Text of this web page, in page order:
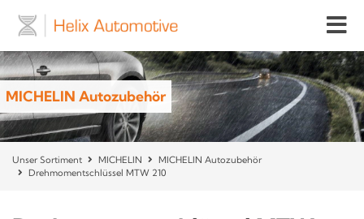
MICHELIN Autozubehör
Unser Sortiment MICHELIN
MICHELIN Autozubehör
Drehmomentschlüssel MTW 210